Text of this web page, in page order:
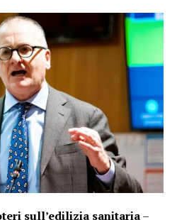
sull’edilizia sanitaria–